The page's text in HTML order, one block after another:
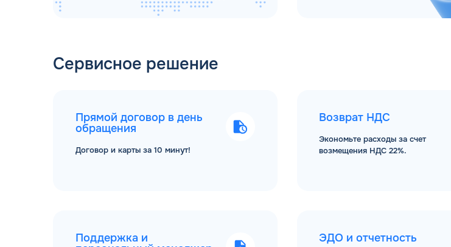
Сервисное решение
Прямой договор в день
обращения
Договор и карты за 10 минут!
Возврат НДС
Экономьте расходы за счет
возмещения НДС 22%.
Поддержка и ЭДО и отчетность